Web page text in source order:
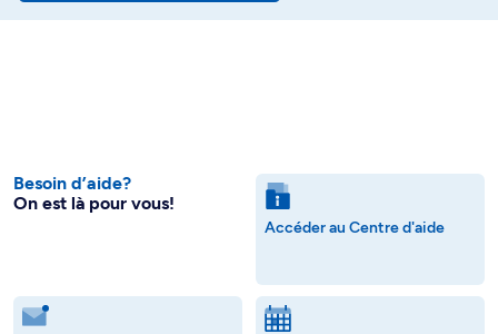
Besoin d’aide?
On est là pour vous!
Accéder au Centre d'aide